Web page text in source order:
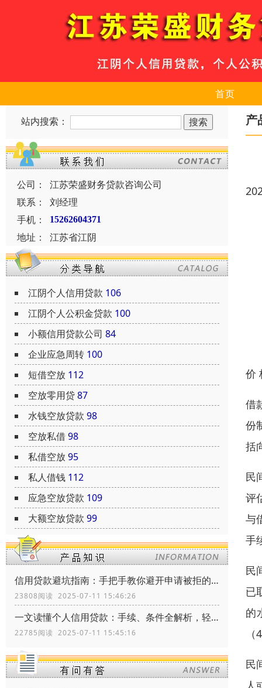
首页
站内搜索：
公司：
江苏荣盛财务贷款咨询公司
联系：
刘经理
手机：
15262604371
地址： 江苏省江阴
江阴个人信用贷款 106
江阴个人公积金贷款 100
小额信用贷款公司 84
企业应急周转 100
短借空放 112
空放零用贷87
水钱空放贷款 98
空放私借98
私借空放95
私人借钱 112
应急空放贷款 109
大额空放贷款 99
信用贷款避坑指南：手把手教你避开申请被拒的三大雷区
23808阅读 2025-07-11 15:46:26
一文读懂个人信用贷款：手续、条件全解析，轻松搞定资金需求！
22785阅读 2025-07-11 15:45:16
产
价
借
份
括
民
评
与
手
民
已
的
民
人